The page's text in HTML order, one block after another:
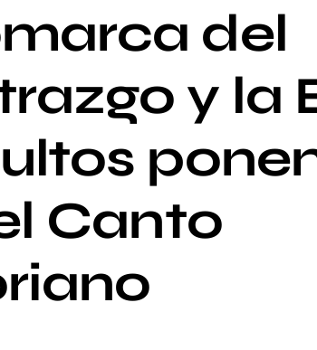
del
y la
Canto